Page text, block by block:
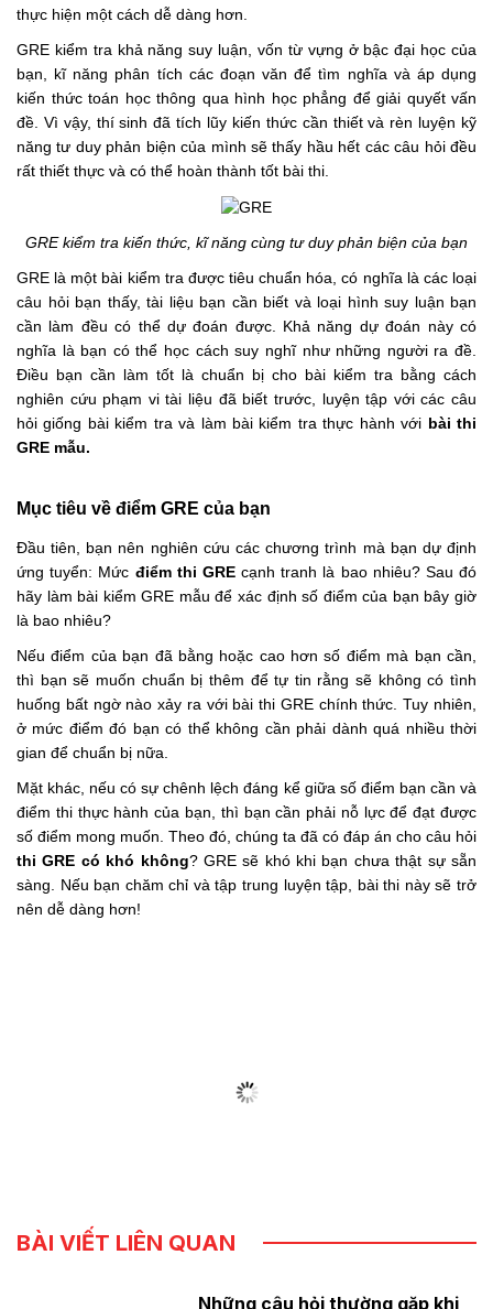
thực hiện một cách dễ dàng hơn.
GRE kiểm tra khả năng suy luận, vốn từ vựng ở bậc đại học của
bạn, kĩ năng phân tích các đoạn văn để tìm nghĩa và áp dụng
kiến thức toán học thông qua hình học phẳng để giải quyết vấn
đề. Vì vậy, thí sinh đã tích lũy kiến thức cần thiết và rèn luyện kỹ
năng tư duy phản biện của mình sẽ thấy hầu hết các câu hỏi đều
rất thiết thực và có thể hoàn thành tốt bài thi.
GRE kiểm tra kiến thức, kĩ năng cùng tư duy phản biện của bạn
GRE là một bài kiểm tra được tiêu chuẩn hóa, có nghĩa là các loại
câu hỏi bạn thấy, tài liệu bạn cần biết và loại hình suy luận bạn
cần làm đều có thể dự đoán được. Khả năng dự đoán này có
nghĩa là bạn có thể học cách suy nghĩ như những người ra đề.
Điều bạn cần làm tốt là chuẩn bị cho bài kiểm tra bằng cách
nghiên cứu phạm vi tài liệu đã biết trước, luyện tập với các câu
hỏi giống bài kiểm tra và làm bài kiểm tra thực hành với bài thi
GRE mẫu.
Mục tiêu về điểm GRE của bạn
Đầu tiên, bạn nên nghiên cứu các chương trình mà bạn dự định
ứng tuyển: Mức điểm thi GREcạnh tranh là bao nhiêu? Sau đó
hãy làm bài kiểm GRE mẫu để xác định số điểm của bạn bây giờ
là bao nhiêu?
Nếu điểm của bạn đã bằng hoặc cao hơn số điểm mà bạn cần,
thì bạn sẽ muốn chuẩn bị thêm để tự tin rằng sẽ không có tình
huống bất ngờ nào xảy ra với bài thi GRE chính thức. Tuy nhiên,
ở mức điểm đó bạn có thể không cần phải dành quá nhiều thời
gian để chuẩn bị nữa.
Mặt khác, nếu có sự chênh lệch đáng kể giữa số điểm bạn cần và
điểm thi thực hành của bạn, thì bạn cần phải nỗ lực để đạt được
số điểm mong muốn. Theo đó, chúng ta đã có đáp án cho câu hỏi
thi GRE có khó không? GRE sẽ khó khi bạn chưa thật sự sẵn
sàng. Nếu bạn chăm chỉ và tập trung luyện tập, bài thi này sẽ trở
nên dễ dàng hơn!
BÀI VIẾT LIÊN QUAN
Những câu hỏi thường gặp khi